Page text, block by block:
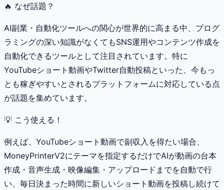
🔥 なぜ話題？
AI副業・自動化ツールへの関心が世界的に高まる中、プログ
ラミングの深い知識がなくてもSNS運用やコンテンツ作成を
自動化できるツールとして注目されています。特に
YouTubeショート動画やTwitter自動投稿といった、今もっ
とも稼ぎやすいとされるプラットフォームに対応している点
が話題を集めています。
💡 こう使える！
例えば、YouTubeショート動画で副収入を得たい場合、
MoneyPrinterV2にテーマを指定するだけでAIが動画の台本
作成・音声生成・映像編集・アップロードまでを自動で行
い、毎日決まった時間に新しいショート動画を投稿し続けて